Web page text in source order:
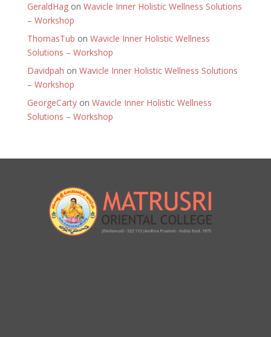
GeraldHagon Wavicle Inner Holistic Wellness Solutions
– Workshop
ThomasTub on Wavicle Inner Holistic Wellness
Solutions – Workshop
Davidpah on Wavicle Inner Holistic Wellness Solutions
– Workshop
GeorgeCartyon Wavicle Inner Holistic Wellness
Solutions – Workshop